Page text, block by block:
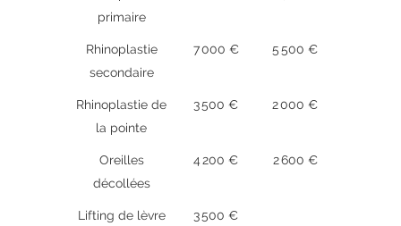
primaire
Rhinoplastie
secondaire
7 000 € 5 500 €
Rhinoplastie de
la pointe
3 500 € 2 000 €
Oreilles
décollées
4 200 € 2 600 €
Lifting de lèvre
3 500 €